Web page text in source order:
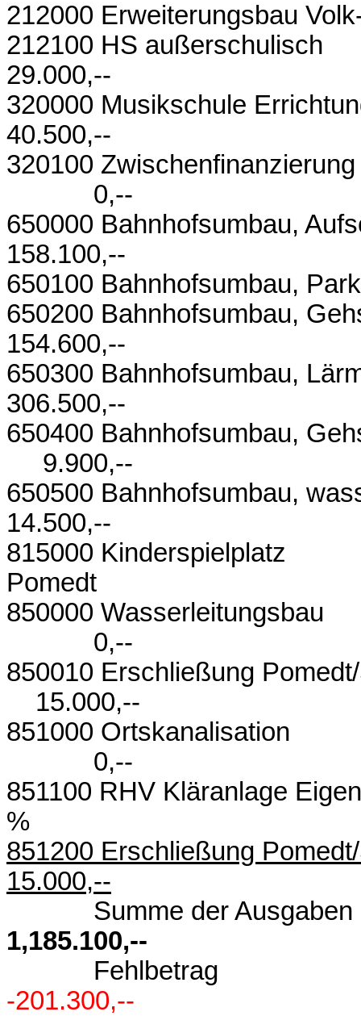
212000 Erweiterungsbau
212100 HS
29.000,--
320000
40.500,--
320100
0,--
650000
158.100,--
650100
650200
154.600,--
650300
306.500,--
650400 Bahnhofsumbau,
9.900,--
650500
14.500,--
815000 Kinderspielplatz
850000
0,--
850010 Erschließung
15.000,--
851000
0,--
851100 RHV Kläranlage
%
851200 Erschließung
15.000,--
Summe
1,185.100,--
-201.300,--